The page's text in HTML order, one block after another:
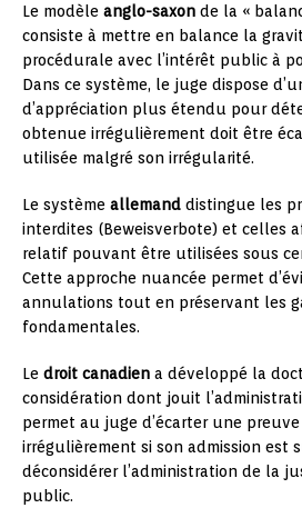
Le modèle anglo-saxon de la «
consiste à mettre en balance la
procédurale avec l’intérêt public à
Dans ce système, le juge dispose
d’appréciation plus étendu pour
obtenue irrégulièrement doit être
utilisée malgré son irrégularité.
Le système allemand distingue les
interdites (Beweisverbote) et celles
relatif pouvant être utilisées sous
Cette approche nuancée permet
annulations tout en préservant les
fondamentales.
Le droit canadien a développé la
considération dont jouit
permet au juge d’écarter une
irrégulièrement si son admission est
déconsidérer l’administration de la
public.